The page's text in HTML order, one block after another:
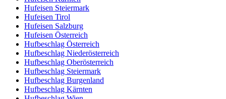
Hufeisen Steiermark
Hufeisen Tirol
Hufeisen Salzburg
Hufeisen Österreich
Hufbeschlag Österreich
Hufbeschlag Niederösterreich
Hufbeschlag Oberösterreich
Hufbeschlag Steiermark
Hufbeschlag Burgenland
Hufbeschlag Kärnten